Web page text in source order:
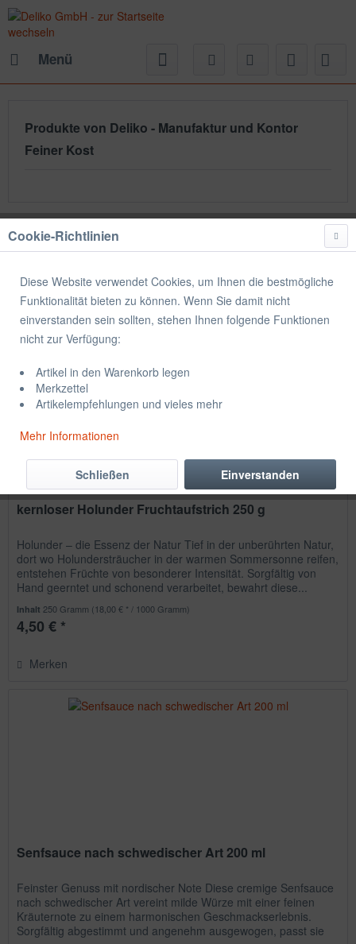
Menü
Produkte von Deliko - Manufaktur und Kontor
Feiner Kost
Filtern
Vorherige Artikel laden
kernloser Holunder Fruchtaufstrich 250 g
Holunder – die Essenz der Natur Tief in der unberührten Natur,
dort wo Holundersträucher in der warmen Sommersonne reifen,
entstehen Früchte von besonderer Intensität. Sorgfältig von
Hand geerntet und schonend verarbeitet, bewahrt diese...
Inhalt250 Gramm (18,00 € * / 1000 Gramm)
4,50 € *
Merken
Senfsauce nach schwedischer Art 200 ml
Feinster Genuss mit nordischer Note Diese cremige Senfsauce
nach schwedischer Art vereint milde Würze mit einer feinen
Kräuternote zu einem harmonischen Geschmackserlebnis.
Sorgfältig abgestimmt und angenehm ausgewogen, passt sie
Cookie-Richtlinien
Diese Website verwendet Cookies, um Ihnen die bestmögliche
Funktionalität bieten zu können. Wenn Sie damit nicht
einverstanden sein sollten, stehen Ihnen folgende Funktionen
nicht zur Verfügung:
Artikel in den Warenkorb legen
Merkzettel
Artikelempfehlungen und vieles mehr
Mehr Informationen
Einverstanden
Schließen